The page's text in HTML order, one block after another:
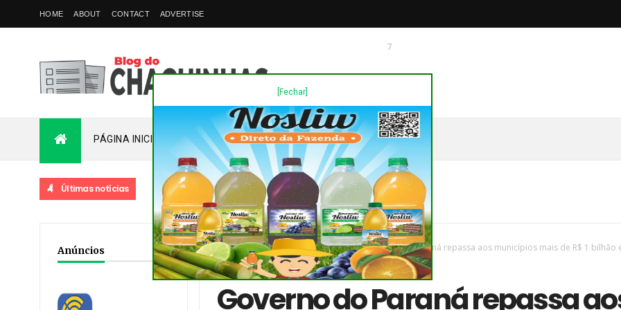
[Fechar]
HOME ABOUT CONTACT ADVERTISE
7
PÁGINA INICIAL PLANTÃO FALE COM O CHAGUINHAS
Últimas notícias
Anúncios Home/Destaques/Novas/Parana/Governo do Paraná repassa aos municípios mais de R$ 1 bilhão
maio
Governo do Paraná repassa